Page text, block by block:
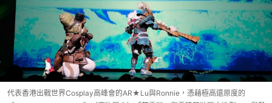
代表香港出戰世界Cosplay高峰會的AR★Lu與Ronnie，憑藉極高還原度的